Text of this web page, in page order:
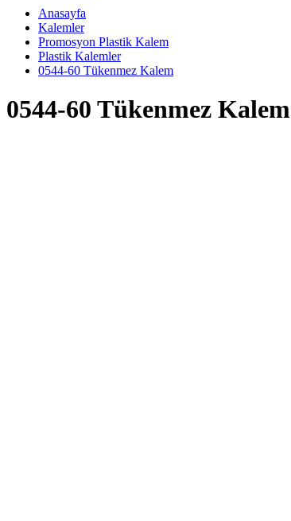
Anasayfa
Kalemler
Promosyon Plastik Kalem
Plastik Kalemler
0544-60 Tükenmez Kalem
0544-60 Tükenmez Kalem